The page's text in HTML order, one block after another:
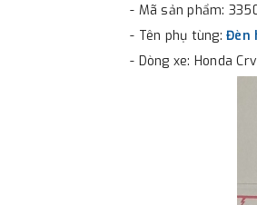
- Mã sản phẩm:
- Tên phụ tùng: Đèn
- Dòng xe: Honda